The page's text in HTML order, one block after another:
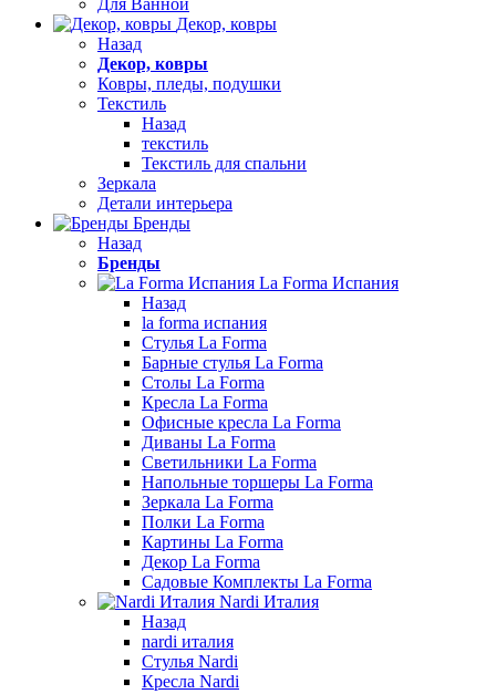
Для Ванной
Декор, ковры
Назад
Декор, ковры
Ковры, пледы, подушки
Текстиль
Назад
текстиль
Текстиль для спальни
Зеркала
Детали интерьера
Бренды
Назад
Бренды
La Forma Испания
Назад
la forma испания
Стулья La Forma
Барные стулья La Forma
Столы La Forma
Кресла La Forma
Офисные кресла La Forma
Диваны La Forma
Светильники La Forma
Напольные торшеры La Forma
Зеркала La Forma
Полки La Forma
Картины La Forma
Декор La Forma
Садовые Комплекты La Forma
Nardi Италия
Назад
nardi италия
Стулья Nardi
Кресла Nardi